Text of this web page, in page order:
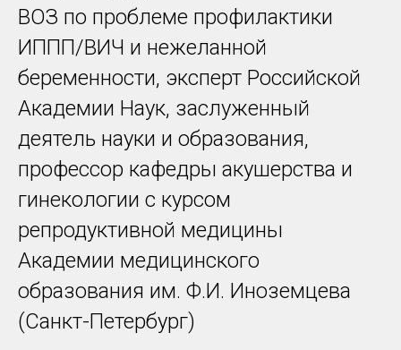
ВОЗ по проблеме профилактики
ИППП/ВИЧ и нежеланной
беременности, эксперт Российской
Академии Наук, заслуженный
деятель науки и образования,
профессор кафедры акушерства и
гинекологии с курсом
репродуктивной медицины
Академии медицинского
образования им. Ф.И. Иноземцева
(Санкт-Петербург)